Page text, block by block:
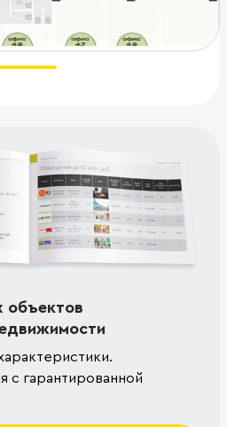
объектов
с гарантированной